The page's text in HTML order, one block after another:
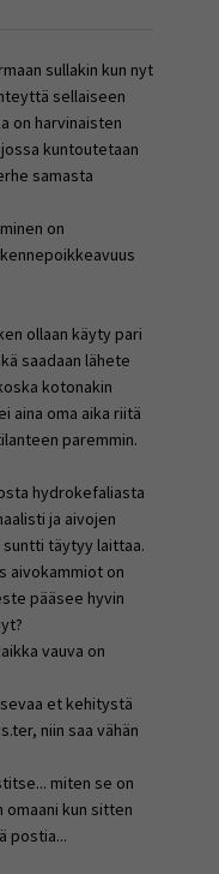
sullakin kun nyt
sellaiseen
on harvinaisten
kuntoutetaan
samasta
on
ollaan käyty pari
saadaan lähete
kotonakin
aina oma aika riitä
paremmin.
hydrokefaliasta
ja aivojen
suntti täytyy laittaa.
aivokammiot on
pääsee hyvin
vauva on
et kehitystä
niin saa vähän
miten se on
omaani kun sitten
postia...